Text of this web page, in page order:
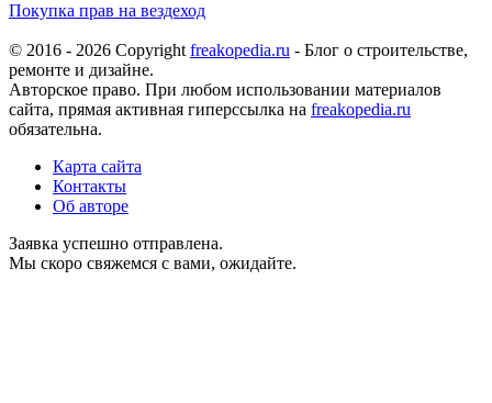
Покупка прав на вездеход
© 2016 - 2026 Copyright freakopedia.ru - Блог о строительстве,
ремонте и дизайне.
Авторское право. При любом использовании материалов
сайта, прямая активная гиперссылка на freakopedia.ru
обязательна.
Карта сайта
Контакты
Об авторе
Заявка успешно отправлена.
Мы скоро свяжемся с вами, ожидайте.